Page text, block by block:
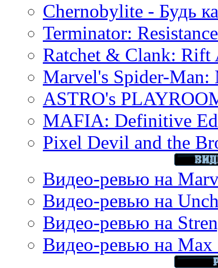
Chernobylite - Будь
Terminator:
Ratchet & Clank: Rift
Marvel's Spider-Man:
ASTRO's
MAFIA: Definitive
Pixel Devil and the
Видео-ревью на
Видео-ревью на
Видео-ревью на
Видео-ревью на Max